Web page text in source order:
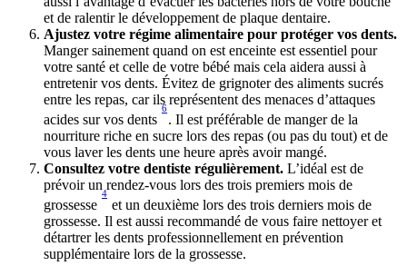
et de ralentir le développement de plaque dentaire.
Ajustez votre régime alimentaire pour protéger vos dents.
Manger sainement quand on est enceinte est essentiel pour
votre santé et celle de votre bébé mais cela aidera aussi à
entretenir vos dents. Évitez de grignoter des aliments sucrés
entre les repas, car ils représentent des menaces d’attaques
acides sur vos dents
6
. Il est préférable de manger de la
nourriture riche en sucre lors des repas (ou pas du tout) et de
vous laver les dents une heure après avoir mangé.
Consultez votre dentiste régulièrement. L’idéal est de
prévoir un rendez-vous lors des trois premiers mois de
grossesse
4
et un deuxième lors des trois derniers mois de
grossesse. Il est aussi recommandé de vous faire nettoyer et
détartrer les dents professionnellement en prévention
supplémentaire lors de la grossesse.